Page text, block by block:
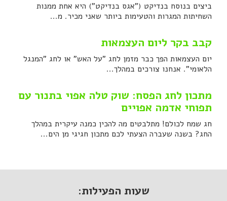
ביצים בנוסח בנדיקט ("אגס בנדיקט") היא אחת ממנות
השחיתות המגרות והטעימות ביותר שאני מכיר. מ...
קבב בקר ליום העצמאות
יום העצמאות הפך כבר מזמן לחג "על האש" או לחג "המנגל
הלאומי". אנחנו צורכים במהלך...
מתכון לחג הפסח: שוק טלה אפוי בתנור עם
תפוחי אדמה אפויים
חג שמח לכולם! מתלבטים מה להכין כמנה עיקרית במהלך
החג? בשנה שעברה הצעתי לכם מתכון חגיגי מן הים...
שעות הפעילות: